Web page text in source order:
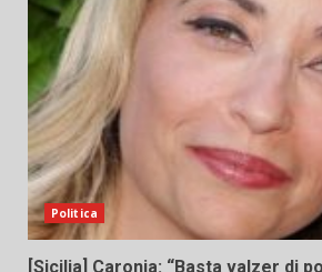
Politica
[Sicilia] Caronia: “Basta valzer di